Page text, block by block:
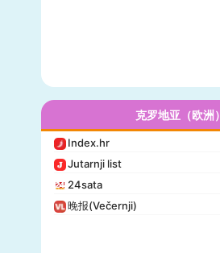
克罗地亚（欧洲）
Index.hr
Jutarnji list
24sata
晚报(Večernji)